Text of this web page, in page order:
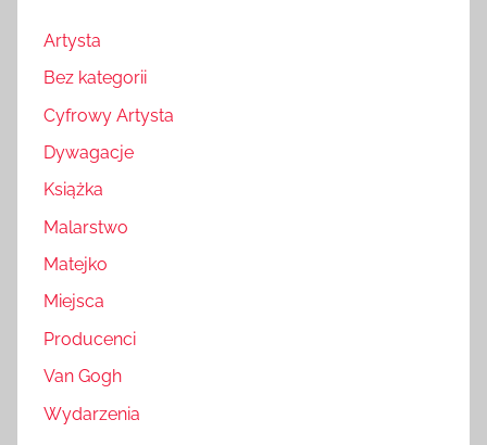
Artysta
Bez kategorii
Cyfrowy Artysta
Dywagacje
Książka
Malarstwo
Matejko
Miejsca
Producenci
Van Gogh
Wydarzenia